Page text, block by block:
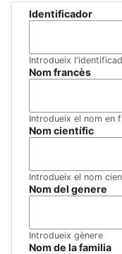
Identificador
Introdueix
Nom francès
Introdueix el nom en
Nom científic
Introdueix el nom
Nom del genere
Introdueix gènere
Nom de la familia